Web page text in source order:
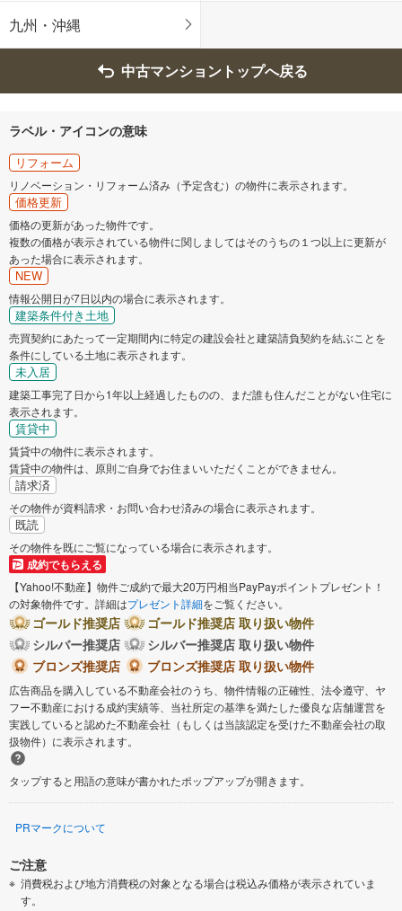
九州・沖縄
中古マンショントップへ戻る
ラベル・アイコンの意味
リフォーム
リノベーション・リフォーム済み（予定含む）の物件に表示されます。
価格更新
価格の更新があった物件です。
複数の価格が表示されている物件に関しましてはそのうちの１つ以上に更新が
あった場合に表示されます。
NEW
情報公開日が7日以内の場合に表示されます。
建築条件付き土地
売買契約にあたって一定期間内に特定の建設会社と建築請負契約を結ぶことを
条件にしている土地に表示されます。
未入居
建築工事完了日から1年以上経過したものの、まだ誰も住んだことがない住宅に
表示されます。
賃貸中
賃貸中の物件に表示されます。
賃貸中の物件は、原則ご自身でお住まいいただくことができません。
請求済
その物件が資料請求・お問い合わせ済みの場合に表示されます。
既読
その物件を既にご覧になっている場合に表示されます。
成約でもらえる
【Yahoo!不動産】物件ご成約で最大20万円相当PayPayポイントプレゼント！
の対象物件です。詳細はプレゼント詳細をご覧ください。
ゴールド推奨店
ゴールド推奨店 取り扱い物件
シルバー推奨店
シルバー推奨店 取り扱い物件
ブロンズ推奨店
ブロンズ推奨店 取り扱い物件
広告商品を購入している不動産会社のうち、物件情報の正確性、法令遵守、ヤ
フー不動産における成約実績等、当社所定の基準を満たした優良な店舗運営を
実践していると認めた不動産会社（もしくは当該認定を受けた不動産会社の取
扱物件）に表示されます。
タップすると用語の意味が書かれたポップアップが開きます。
PRマークについて
ご注意
消費税および地方消費税の対象となる場合は税込み価格が表示されていま
す。